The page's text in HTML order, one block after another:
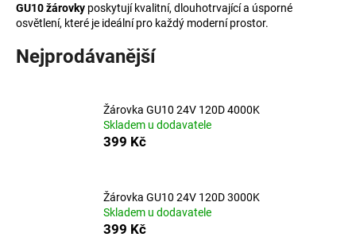
GU10 žárovky poskytují kvalitní, dlouhotrvající a úsporné
osvětlení, které je ideální pro každý moderní prostor.
Nejprodávanější
Žárovka GU10 24V 120D 4000K
Skladem u dodavatele
399 Kč
Žárovka GU10 24V 120D 3000K
Skladem u dodavatele
399 Kč
HLEDAT